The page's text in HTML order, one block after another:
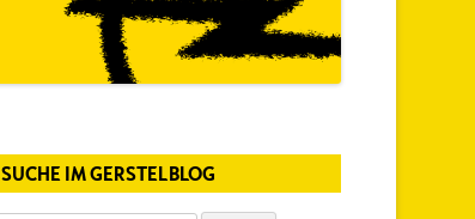
SUCHE IM GERSTELBLOG